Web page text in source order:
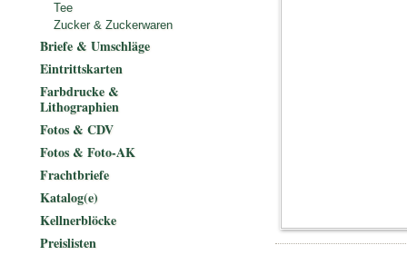
Tee
Zucker & Zuckerwaren
Briefe & Umschläge
Eintrittskarten
Farbdrucke &
Lithographien
Fotos & CDV
Fotos & Foto-AK
Frachtbriefe
Katalog(e)
Kellnerblöcke
Preislisten